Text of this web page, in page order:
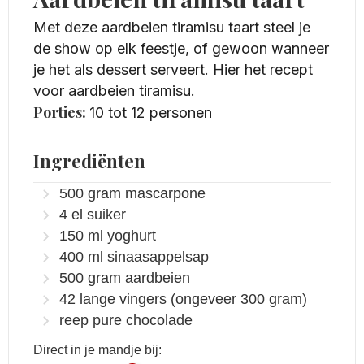
Met deze aardbeien tiramisu taart steel je
de show op elk feestje, of gewoon wanneer
je het als dessert serveert. Hier het recept
voor aardbeien tiramisu.
Porties: 10 tot 12 personen
Ingrediënten
500 gram mascarpone
4 el suiker
150 ml yoghurt
400 ml sinaasappelsap
500 gram aardbeien
42 lange vingers (ongeveer 300 gram)
reep pure chocolade
Direct in je mandje bij: